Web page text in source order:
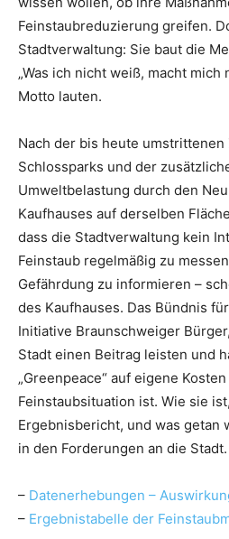
Feinstaubreduzierung greifen.
Stadtverwaltung: Sie baut die
„Was ich nicht weiß, macht mich
Motto lauten.
Nach der bis heute
Schlossparks und der
Umweltbelastung durch den
Kaufhauses auf derselben
dass die Stadtverwaltung kein
Feinstaub regelmäßig zu
Gefährdung zu informieren –
des Kaufhauses. Das Bündnis
Initiative Braunschweiger
Stadt einen Beitrag leisten und
„Greenpeace“ auf eigene
Feinstaubsituation ist. Wie sie
Ergebnisbericht, und was getan
in den Forderungen an die Stadt.
– Datenerhebungen –
– Ergebnistabelle der